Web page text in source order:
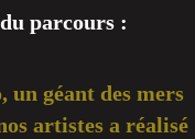
parcours :
un géant des mers
artistes a réalisé